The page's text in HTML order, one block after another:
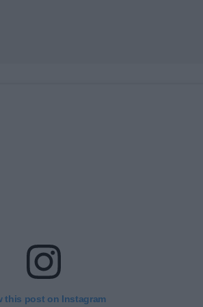
this post on Instagram